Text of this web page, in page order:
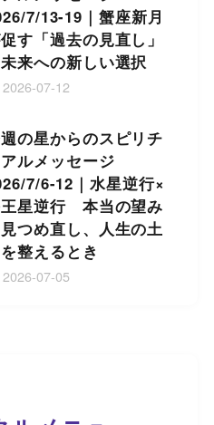
7/13-19｜蟹座新月
す「過去の見直し」
来への新しい選択
2026-07-12
の星からのスピリチ
ルメッセージ
7/6-12｜水星逆行×
星逆行 本当の望み
つめ直し、人生の土
整えるとき
2026-07-05